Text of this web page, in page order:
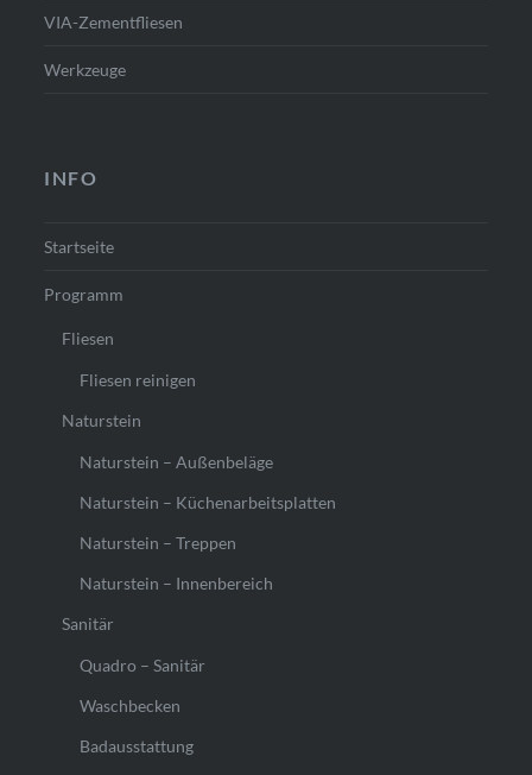
VIA-Zementfliesen
Werkzeuge
INFO
Startseite
Programm
Fliesen
Fliesen reinigen
Naturstein
Naturstein – Außenbeläge
Naturstein – Küchenarbeitsplatten
Naturstein – Treppen
Naturstein – Innenbereich
Sanitär
Quadro – Sanitär
Waschbecken
Badausstattung